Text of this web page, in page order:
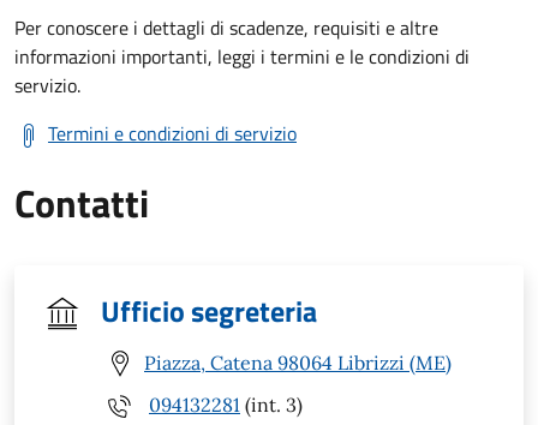
Per conoscere i dettagli di scadenze, requisiti e altre
informazioni importanti, leggi i termini e le condizioni di
servizio.
Termini e condizioni di servizio
Contatti
Ufficio segreteria
Piazza, Catena 98064 Librizzi (ME)
094132281 (int. 3)